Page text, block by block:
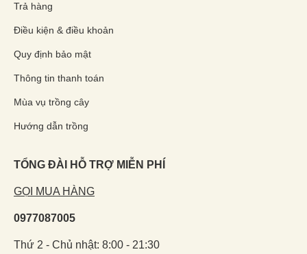
Trả hàng
Điều kiện & điều khoản
Quy định bảo mật
Thông tin thanh toán
Mùa vụ trồng cây
Hướng dẫn trồng
TỔNG ĐÀI HỖ TRỢ MIỄN PHÍ
GỌI MUA HÀNG
0977087005
Thứ 2 - Chủ nhật: 8:00 - 21:30